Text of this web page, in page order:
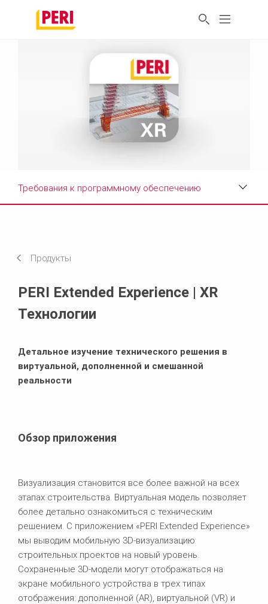
Требования к программному обеспечению
Продукты
PERI Extended Experience | XR
Технологии
Детальное изучение технического решения в
виртуальной, дополненной и смешанной
реальности
Обзор приложения
Визуализация становится все более важной на всех
этапах строительства. Виртуальная модель позволяет
более детально ознакомиться с техническим
решением. С приложением «PERI Extended Experience»
мы выводим мобильную 3D-визуализацию
строительных проектов на новый уровень.
Сохраненные 3D-модели могут отображаться на
экране мобильного устройства в трех типах
отображения: дополненной (AR), виртуальной (VR) и